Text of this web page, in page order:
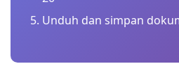
Unduh dan simpan